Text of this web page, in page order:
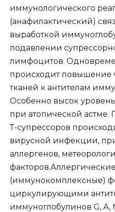
иммунологического
(анафилактический)
выработкой
подавлении
лимфоцитов.
происходит повышение
тканей к антителам
Особенно высок
при атопической
Т-супрессоров
вирусной инфекции,
аллергенов,
(иммунокомплексные)
циркулирующими
иммуноглобулинов G, A,